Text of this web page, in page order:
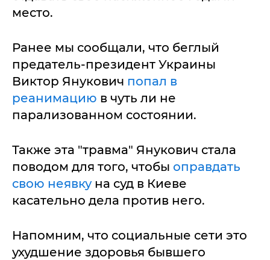
место.
Ранее мы сообщали, что беглый
предатель-президент Украины
Виктор Янукович попал в
реанимацию в чуть ли не
парализованном состоянии.
Также эта "травма" Янукович стала
поводом для того, чтобы оправдать
свою неявкуна суд в Киеве
касательно дела против него.
Напомним, что социальные сети это
ухудшение здоровья бывшего